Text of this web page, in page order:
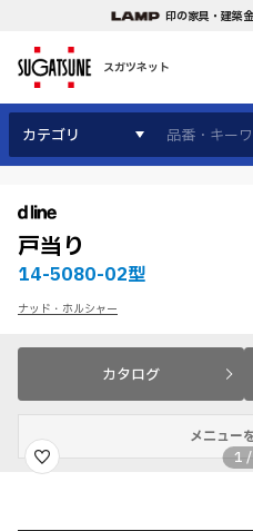
印の家具・建築
スガツネット
カテゴリ
戸当り
14-5080-02型
ナッド・ホルシャー
カタログ
メニュー
1 /